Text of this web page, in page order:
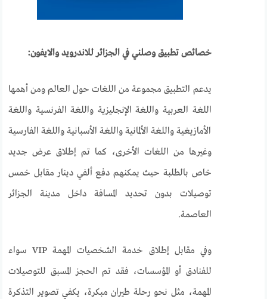
خصائص تطبيق وصلني في الجزائر للاندرويد والايفون:
يدعم التطبيق مجموعة من اللغات حول العالم ومن أهمها
اللغة العربية واللغة الإنجليزية واللغة الفرنسية واللغة
الأمازيغية واللغة الألمانية واللغة الأسبانية واللغة الفارسية
وغيرها من اللغات الأخرى، كما تم إطلاق عرض جديد
خاص بالطلبة حيث يمكنهم دفع ألفي دينار مقابل خمس
توصيلات بدون تحديد المسافة داخل مدينة الجزائر
العاصمة.
وفي مقابل إطلاق خدمة الشخصيات المهمة VIP سواء
للفنادق أو المؤسسات، فقد تم الحجز المسبق للتوصيلات
المهمة، مثل نحو رحلة طيران مبكرة، يكفي تصوير التذكرة